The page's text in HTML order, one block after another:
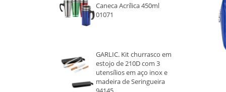
ROSA
ROXO CLARO
BRANCO 1
Caneca Acrílica 450ml
01071
GARLIC. Kit churrasco em
estojo de 210D com 3
utensílios em aço inox e
madeira de Seringueira